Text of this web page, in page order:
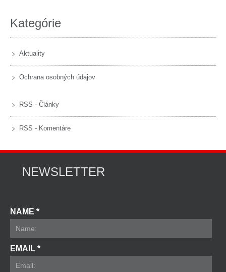
Kategórie
Aktuality
Ochrana osobných údajov
RSS - Články
RSS - Komentáre
NEWSLETTER
NAME *
EMAIL *